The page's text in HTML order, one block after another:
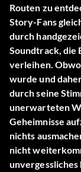
Routen zu
Story-Fans
durch
Soundtrack, die
verleihen.
wurde und
durch seine
unerwarteten
Geheimnisse
nichts
nicht
unvergessliches